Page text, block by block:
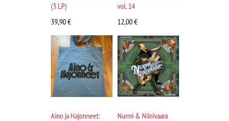
(3 LP)
39,90€
vol. 14
12,00€
Aino ja Hajonneet:
Nurmi & Niinivaara